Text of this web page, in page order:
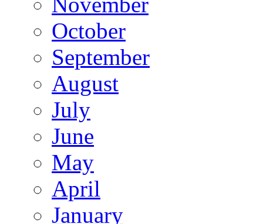
October
September
August
July
June
May
April
January